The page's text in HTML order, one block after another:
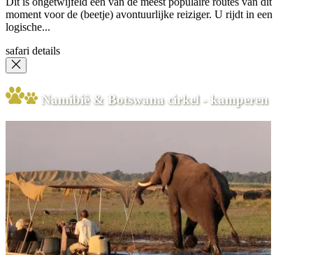
moment voor de (beetje) avontuurlijke reiziger. U rijdt in een
logische...
safari details
Namibië & Botswana cirkel - kamperen